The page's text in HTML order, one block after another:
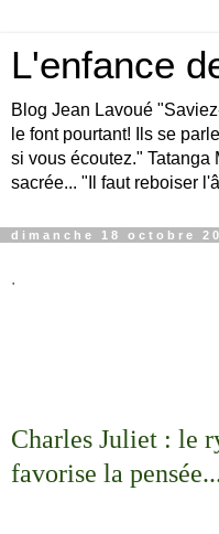
L'enfance
Blog Jean Lavoué
le font pourtant! Ils se
si vous écoutez." Tatanga
sacrée... "Il faut reboiser
dimanche 18 octobre
.
Charles Juliet : le
favorise la